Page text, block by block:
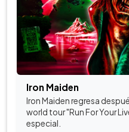
Iron Maiden
Iron Maiden regresa
world tour "Run For Your
especial.